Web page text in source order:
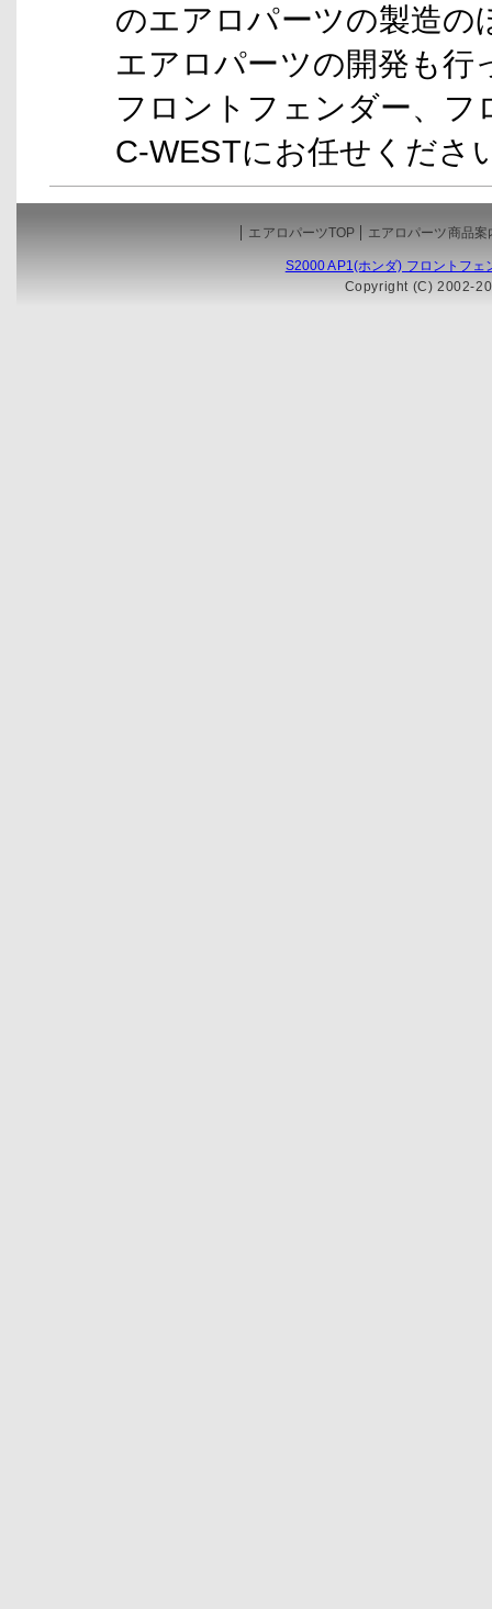
のエアロパーツの製造の
エアロパーツの開発も行
フロントフェンダー、
C-WESTにお任せくださ
エアロパーツTOP エアロパーツ商品案
S2000 AP1(ホンダ) フロントフ
Copyright (C) 2002-